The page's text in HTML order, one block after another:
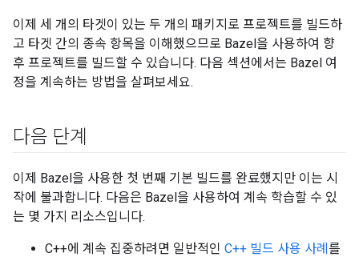
이제 세 개의 타겟이 있는 두 개의 패키지로 프로젝트를 빌드하
고 타겟 간의 종속 항목을 이해했으므로 Bazel을 사용하여 향
후 프로젝트를 빌드할 수 있습니다. 다음 섹션에서는 Bazel 여
정을 계속하는 방법을 살펴보세요.
다음 단계
이제 Bazel을 사용한 첫 번째 기본 빌드를 완료했지만 이는 시
작에 불과합니다. 다음은 Bazel을 사용하여 계속 학습할 수 있
는 몇 가지 리소스입니다.
C++에 계속 집중하려면 일반적인 C++ 빌드 사용 사례 를